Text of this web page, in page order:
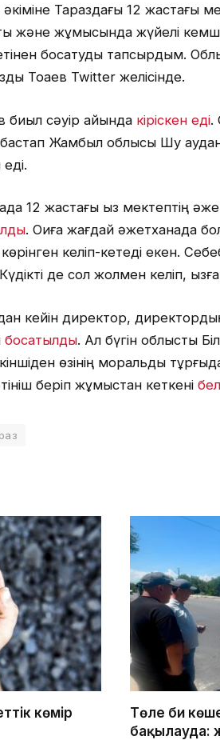
Тараздағы 12 жастағы
және жұмысында жүйелі
босатуды тапсырдым.
Тоқаев Twitter желісінде.
биыл сәуір айында кіріскен еді.
Жамбыл облысы Шу
12 жастағы қыз мектептің
. Оқиға жағдай әжетханада
келіп-кетеді екен.
де сол жолмен келіп,
кейін директор,
босатылды. Ал бүгін облыстық
өзінің моральдық
беріп жұмыстан кеткені
көмір
Төле би
бақылауда: